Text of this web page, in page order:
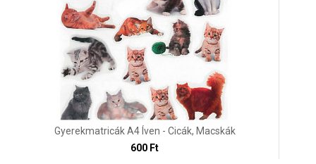
Gyerekmatricák A4 Íven - Cicák, Macskák
600 Ft